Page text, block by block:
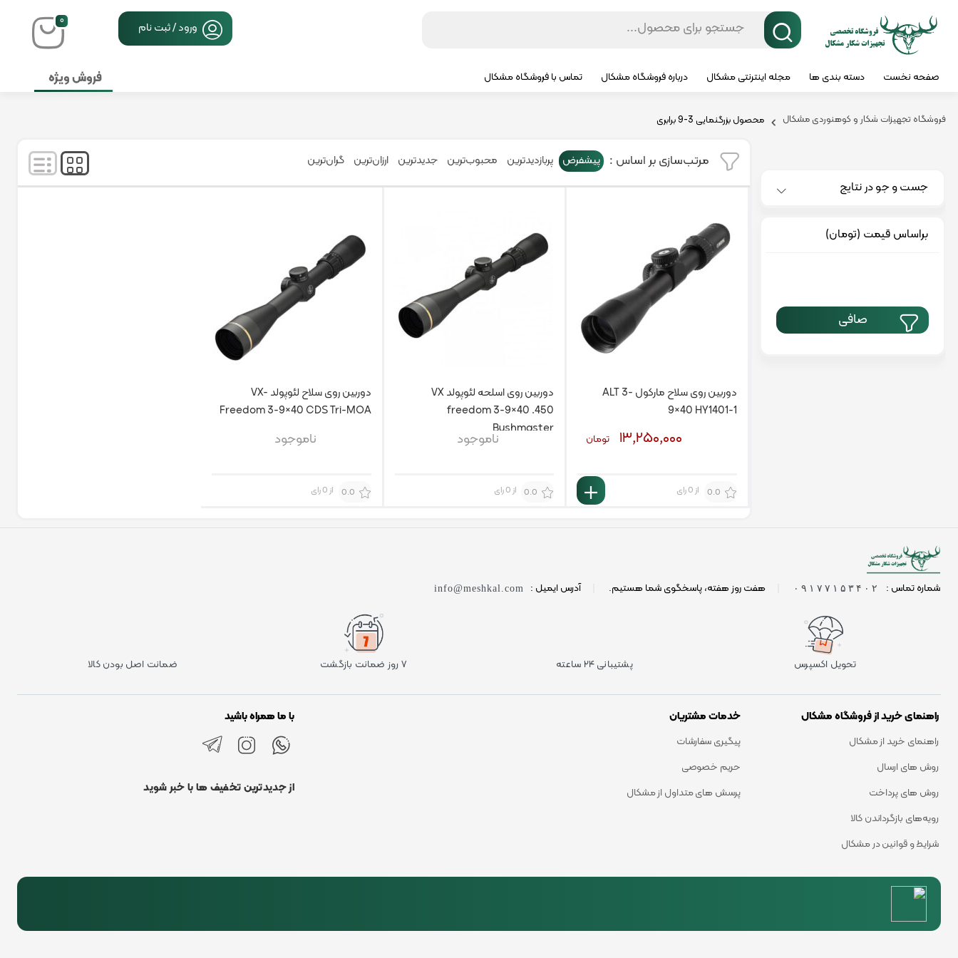
۰ ورود / ثبت نام
صفحه نخست دسته بندی ها مجله اینترنتی مشکال درباره فروشگاه مشکال تماس با فروشگاه مشکال فروش ویژه
فروشگاه تجهیزات شکار و کوهنوردی مشکال محصول بزرگنمایی 3-9 برابری
جست و جو در نتایج
براساس قیمت (تومان)
صافی
نمایش۱-۳کالا از۳ مرتب‌سازی بر اساس : پیشفرض پربازدیدترین محبوب‌ترین جدیدترین ارزان‌ترین گران‌ترین
دوربین روی سلاح مارکول ALT 3-
9×40 HY1401-1
۱۳,۲۵۰,۰۰۰ تومان
0.0 از 0 رای
دوربین روی اسلحه لئوپولد VX
freedom 3-9×40 .450
Bushmaster
ناموجود
0.0 از 0 رای
دوربین روی سلاح لئوپولد VX-
Freedom 3-9×40 CDS Tri-MOA
ناموجود
0.0 از 0 رای
شماره تماس : ۰۹۱۷۷۱۵۳۴۰۲ هفت روز هفته، پاسخگوی شما هستیم. آدرس ایمیل : info@meshkal.com
تحویل اکسپرس پشتیبانی ۲۴ ساعته ۷ روز ضمانت بازگشت ضمانت اصل بودن کالا
راهنمای خرید از فروشگاه مشکال
راهنمای خرید از مشکال
روش های ارسال
روش های پرداخت
رویه‌های بازگرداندن کالا
شرایط و قوانین در مشکال
خدمات مشتریان
پیگیری سفارشات
حریم خصوصی
پرسش های متداول از مشکال
با ما همراه باشید
از جدیدترین تخفیف ها با خبر شوید